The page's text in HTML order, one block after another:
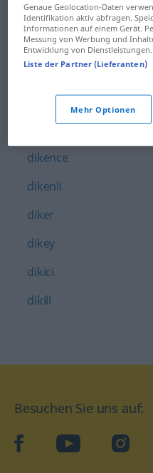
dikbaşlı
dikdörtgen
dikelmek
diken
diken dutu
dikence
dikenli
diker
dikey
dikici
dikili
Besuchen Sie uns auf:
facebookYouTube
Genaue Geolocation-Daten
Identifikation aktiv abfragen.
Informationen auf einem Gerät.
Messung von Werbung und
Entwicklung von Dienstleistungen.
Liste der Partner (Lieferanten)
Mehr Optionen